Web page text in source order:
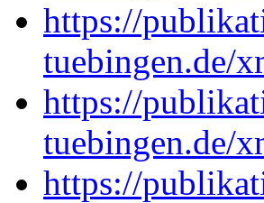
https://
tuebingen.de/
https://
tuebingen.de/
https://